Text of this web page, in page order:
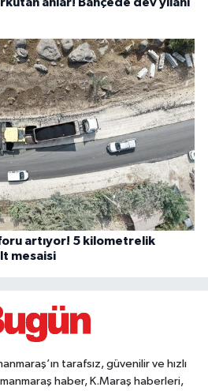
anlar! Bahçede dev yılanı
artıyor! 5 kilometrelik
mesaisi
tarafsız, güvenilir ve hızlı
haber, K.Maraş haberleri,